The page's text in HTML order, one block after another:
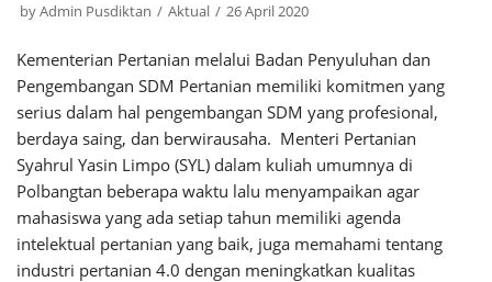
byAdmin Pusdiktan Aktual 26 April 2020
Kementerian Pertanian melalui Badan Penyuluhan dan
Pengembangan SDM Pertanian memiliki komitmen yang
serius dalam hal pengembangan SDM yang profesional,
berdaya saing, dan berwirausaha. Menteri Pertanian
Syahrul Yasin Limpo (SYL) dalam kuliah umumnya di
Polbangtan beberapa waktu lalu menyampaikan agar
mahasiswa yang ada setiap tahun memiliki agenda
intelektual pertanian yang baik, juga memahami tentang
industri pertanian 4.0 dengan meningkatkan kualitas